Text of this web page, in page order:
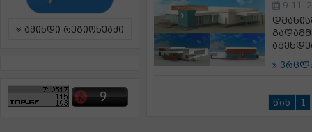
ამინდი რეგიონებში
9-11-
წინ 1